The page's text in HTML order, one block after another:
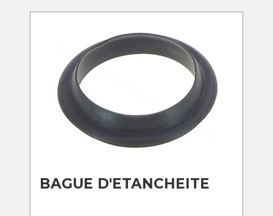
BAGUE D'ETANCHEITE